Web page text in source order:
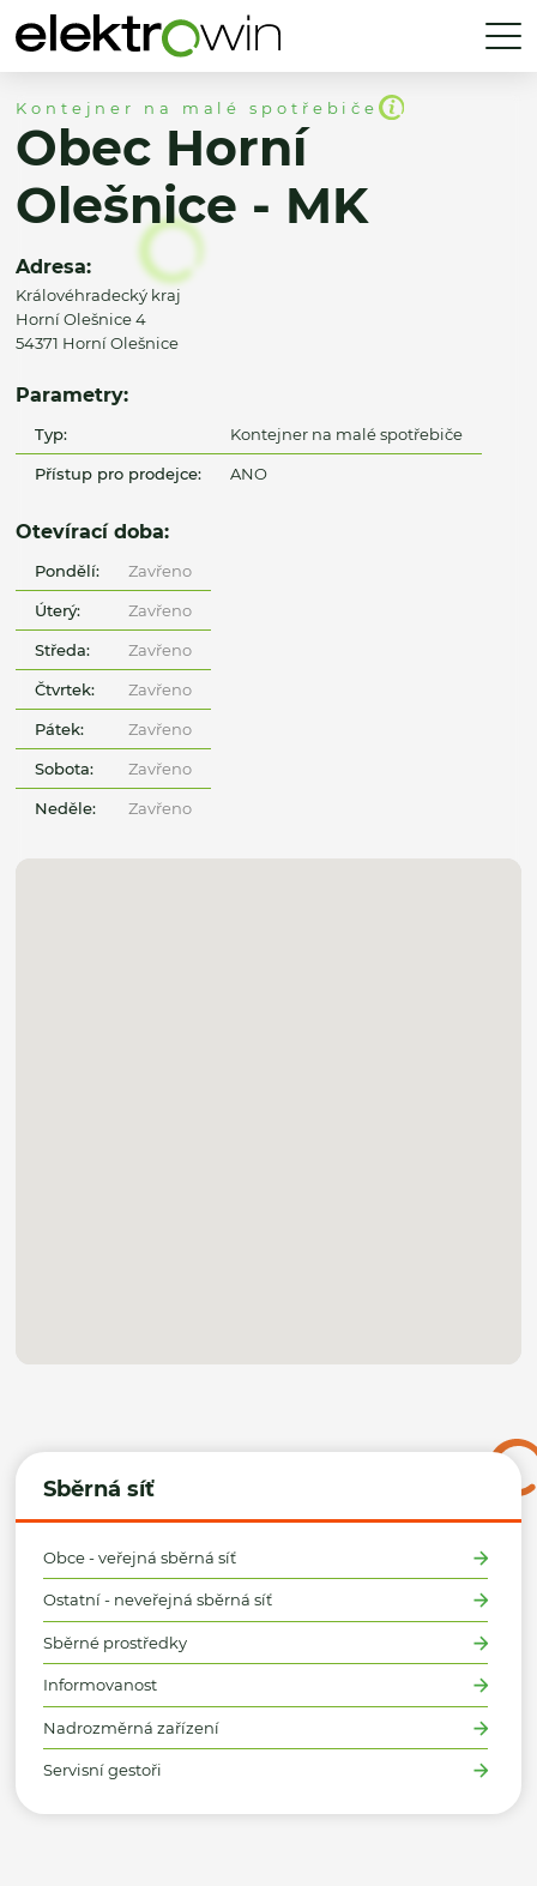
Sběrná síť
Obce - veřejná sběrná síť
Ostatní - neveřejná sběrná síť
Sběrné prostředky
Informovanost
Nadrozměrná zařízení
Servisní gestoři
Kontejner na malé spotřebiče
Obec Horní
Olešnice - MK
Adresa:
Královéhradecký kraj
Horní Olešnice 4
54371 Horní Olešnice
Parametry:
Typ: Kontejner na malé spotřebiče
Přístup pro prodejce: ANO
Otevírací doba:
Pondělí: Zavřeno
Úterý: Zavřeno
Středa: Zavřeno
Čtvrtek: Zavřeno
Pátek: Zavřeno
Sobota: Zavřeno
Neděle: Zavřeno